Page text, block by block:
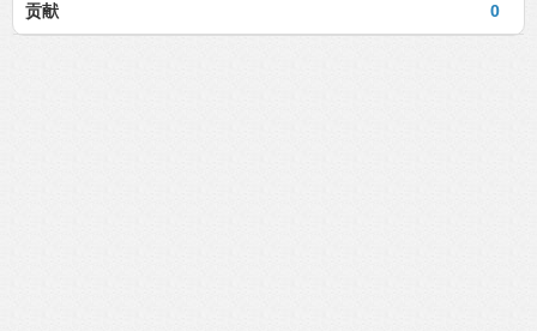
0
贡献